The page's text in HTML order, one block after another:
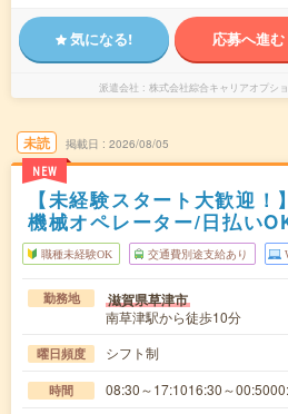
気になる! 応募へ進む
派遣会社 株式会社綜合キャリアオプシ
未読
NEW
掲載日 2026/08/05
【未経験スタート大歓迎
機械オペレーター/日払い
職種未経験OK 交通費別途支給あり
勤務地 滋賀県草津市
南草津駅から徒歩10分
曜日頻度 シフト制
時間 08:30～17:1016:30～